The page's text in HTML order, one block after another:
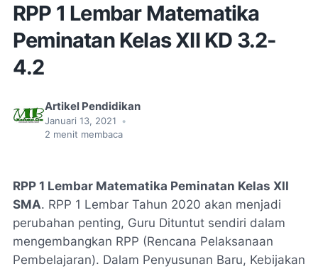
RPP 1 Lembar Matematika
Peminatan Kelas XII KD 3.2-
4.2
Artikel Pendidikan
Januari 13, 2021
•
2 menit membaca
RPP 1 Lembar Matematika Peminatan Kelas XII
SMA. RPP 1 Lembar Tahun 2020 akan menjadi
perubahan penting, Guru Dituntut sendiri dalam
mengembangkan RPP (Rencana Pelaksanaan
Pembelajaran). Dalam Penyusunan Baru, Kebijakan